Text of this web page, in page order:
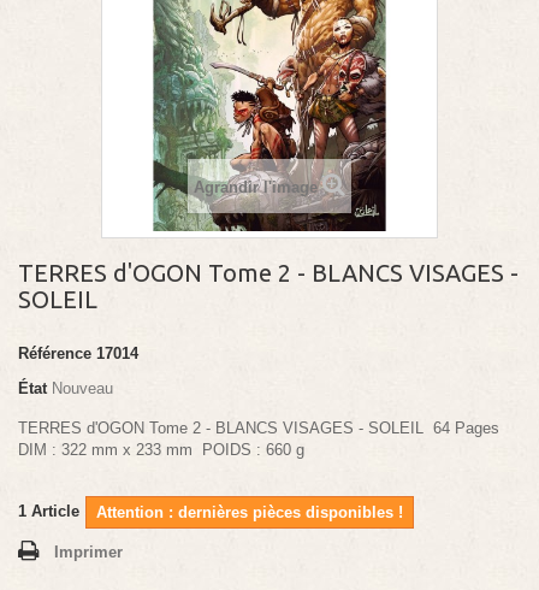
Agrandir l'image
TERRES d'OGON Tome 2 - BLANCS VISAGES -
SOLEIL
Référence 17014
État Nouveau
TERRES d'OGON Tome 2 - BLANCS VISAGES - SOLEIL 64 Pages
DIM : 322 mm x 233 mm POIDS : 660 g
1 Article Attention : dernières pièces disponibles !
Imprimer